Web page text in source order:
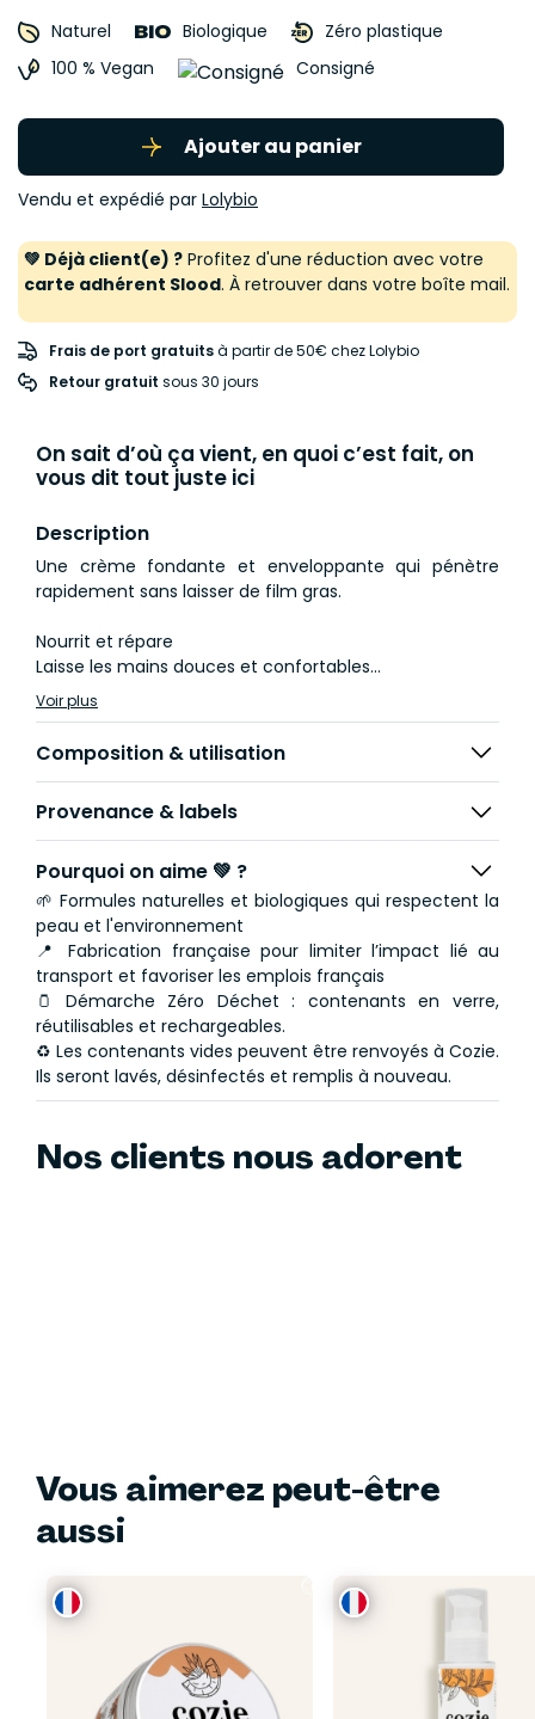
Naturel
Biologique
Zéro plastique
100 % Vegan
Consigné
Ajouter au panier
Vendu et expédié par Lolybio
💚 Déjà client(e) ? Profitez d'une réduction avec votre
carte adhérent Slood. À retrouver dans votre boîte mail.
Frais de port gratuitsà partir de 50€ chez Lolybio
Retour gratuit sous 30 jours
On sait d’où ça vient, en quoi c’est fait, on
vous dit tout juste ici
Description
Une crème fondante et enveloppante qui pénètre
rapidement sans laisser de film gras.
Nourrit et répare
Laisse les mains douces et confortables
Renforce les ongles et soigne les cuticules
Le petit + Cozie : enrichie en gel de lin, l’équivalent
français de l’aloe vera.
Voir plus
Composition & utilisation
Provenance & labels
Pourquoi on aime 💚 ?
🌱 Formules naturelles et biologiques qui respectent la
peau et l'environnement
📍 Fabrication française pour limiter l’impact lié au
transport et favoriser les emplois français
🫙 Démarche Zéro Déchet : contenants en verre,
réutilisables et rechargeables.
♻️ Les contenants vides peuvent être renvoyés à Cozie.
Ils seront lavés, désinfectés et remplis à nouveau.
Nos clients nous adorent
Vous aimerez peut-être
aussi